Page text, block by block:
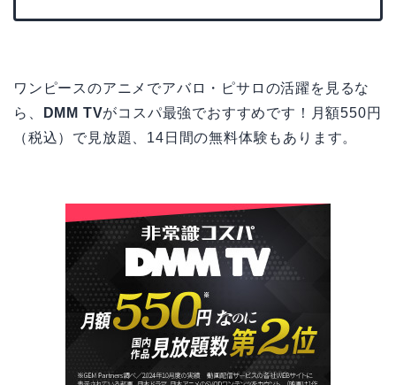
ワンピースのアニメでアバロ・ピサロの活躍を見るな
ら、
DMM TVがコスパ最強でおすすめです！月額550円
（税込）で見放題、14日間の無料体験もあります。